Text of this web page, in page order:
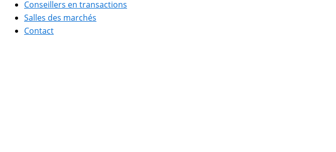
Conseillers en transactions
Salles des marchés
Contact